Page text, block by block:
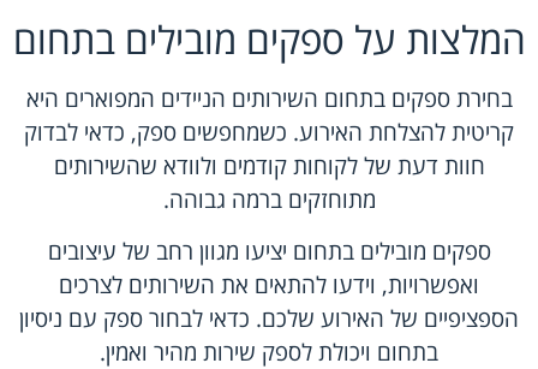
המלצות על ספקים מובילים בתחום
בחירת ספקים בתחום השירותים הניידים המפוארים היא
קריטית להצלחת האירוע. כשמחפשים ספק, כדאי לבדוק
חוות דעת של לקוחות קודמים ולוודא שהשירותים
מתוחזקים ברמה גבוהה.
ספקים מובילים בתחום יציעו מגוון רחב של עיצובים
ואפשרויות, וידעו להתאים את השירותים לצרכים
הספציפיים של האירוע שלכם. כדאי לבחור ספק עם ניסיון
בתחום ויכולת לספק שירות מהיר ואמין.